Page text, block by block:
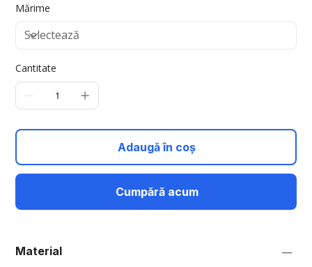
Mărime
Cantitate
Adaugă în coș
Cumpără acum
Material